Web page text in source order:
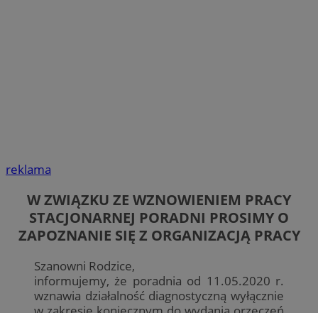
reklama
W ZWIĄZKU ZE WZNOWIENIEM PRACY
STACJONARNEJ PORADNI PROSIMY O
ZAPOZNANIE SIĘ Z ORGANIZACJĄ PRACY
Szanowni Rodzice,
informujemy, że poradnia od 11.05.2020 r.
wznawia działalność diagnostyczną wyłącznie